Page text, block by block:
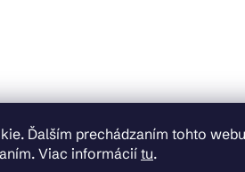
Ďalším prechádzaním tohto
Viac informácií tu.